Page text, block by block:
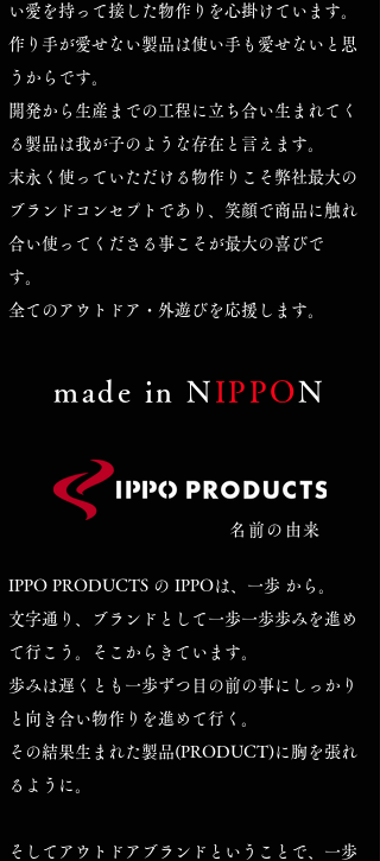
い愛を持って接した物作りを心掛けています。
​作り手が愛せない製品は使い手も愛せないと思
うからです。
開発から生産までの工程に立ち合い生まれてく
る製品は我が子のような存在と言えます。
​末永く使っていただける物作りこそ弊社最大の
ブランドコンセプトであり、笑顔で商品に触れ
合い使ってくださる事こそが​最大の喜びで
す。
全てのアウトドア・外遊びを応援します。
​made in N IPPON
名前の由来
​IPPO PRODUCTS の IPPOは、一歩 から。
文字通り、ブランドとして一歩一歩歩みを進め
て行こう。そこからきています。
歩みは遅くとも一歩ずつ目の前の事にしっかり
と向き合い物作りを進めて行く。
その結果生まれた製品(PRODUCT)に胸を張れ
るように。
そしてアウトドアブランドということで、一歩